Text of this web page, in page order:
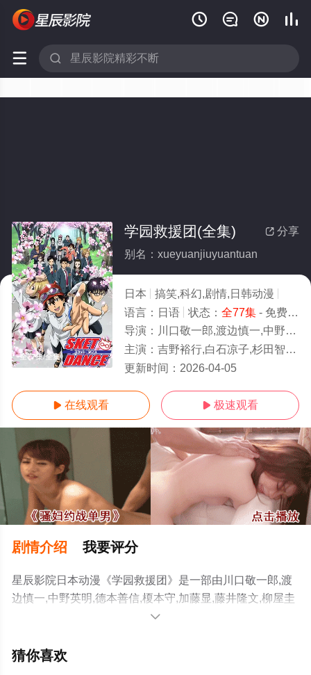
   
 
全77集/全集
 分享
学园救援团(全集)
别名：xueyuanjiuyuantuan
日本 搞笑,科幻,剧情,日韩动漫
语言： 日语 状态： 全77集- 免费在线观看
导演： 川口敬一郎,渡边慎一,中野英明,德本善信,榎本守,加藤显,藤井隆文,柳屋圭宏,小林浩辅,丸山裕介,吉原达矢,守田艺成,清
主演： 吉野裕行,白石凉子,杉田智和,三宅健太,丰口惠美,佐藤聪美,井上麻里奈,茅野爱衣,折笠富美子,相泽舞,名冢佳织,日野聪,花
更新时间： 2026-04-05
 在线观看  极速观看
剧情介绍 我要评分
星辰影院日本动漫《学园救援团》是一部由川口敬一郎,渡
边慎一,中野英明,德本善信,榎本守,加藤显,藤井隆文,柳屋圭
宏,小林浩辅,丸山裕介,吉原达矢,守田艺成,清水一伸,黑田康
屋健一郎,高田淳,奥野耕太,桥口洋介导演执导，吉野裕行,

猜你喜欢